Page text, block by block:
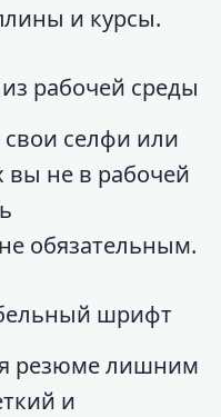
и курсы.
рабочей среды
селфи или
вы не в рабочей
обязательным.
шрифт
резюме лишним
и